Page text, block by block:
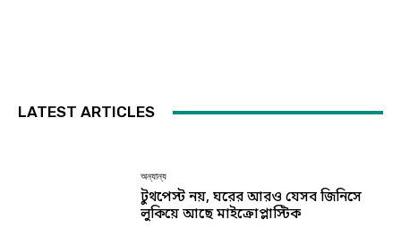
LATEST ARTICLES
অন্যান্য
টুথপেস্ট নয়, ঘরের আরও যেসব জিনিসে
লুকিয়ে আছে মাইক্রোপ্লাস্টিক